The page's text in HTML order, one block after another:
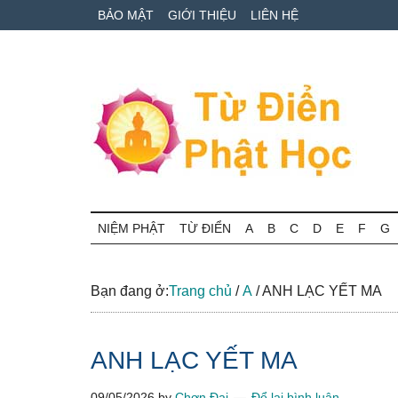
to
to
qua
BẢO MẬT GIỚI THIỆU LIÊN HỆ
Từ
điển
Phật
cứu
thuật
Phật
học
NIỆM PHẬT TỪ ĐIỂN A B C D E F G
Bạn đang ở:Trang chủ / A /ANH LẠC YẾT MA
ANH LẠC YẾT MA